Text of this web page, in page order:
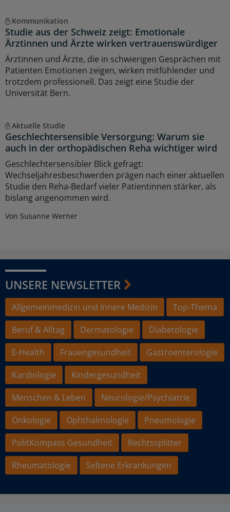
Kommunikation
Studie aus der Schweiz zeigt: Emotionale
Ärztinnen und Ärzte wirken vertrauenswürdiger
Ärztinnen und Ärzte, die in schwierigen Gesprächen mit
Patienten Emotionen zeigen, wirken mitfühlender und
trotzdem professionell. Das zeigt eine Studie der
Universität Bern.
Aktuelle Studie
Geschlechtersensible Versorgung: Warum sie
auch in der orthopädischen Reha wichtiger wird
Geschlechtersensibler Blick gefragt:
Wechseljahresbeschwerden prägen nach einer aktuellen
Studie den Reha-Bedarf vieler Patientinnen stärker, als
bislang angenommen wird.
Von Susanne Werner
UNSERE NEWSLETTER
Allgemeinmedizin und Innere Medizin
Top-Thema
Beruf & Alltag
Dermatologie
Diabetologie
E-Health
Frauengesundheit
Gastroenterologie
Kardiologie
Kindergesundheit
Menschen & Leben
Neurologie/Psychiatrie
Onkologie
Ophthalmologie
Pneumologie
PolitKompass Gesundheit
Rechtssplitter
Rheumatologie
Seltene Erkrankungen